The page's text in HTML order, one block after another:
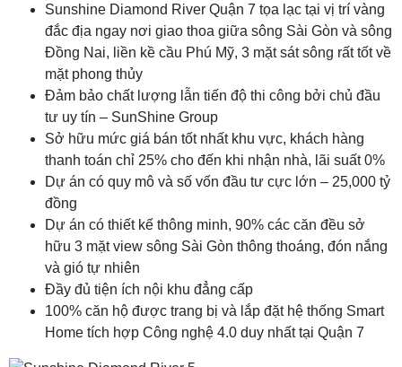
Sunshine Diamond River Quận 7 tọa lạc tại vị trí vàng
đắc địa ngay nơi giao thoa giữa sông Sài Gòn và sông
Đồng Nai, liền kề cầu Phú Mỹ, 3 mặt sát sông rất tốt về
mặt phong thủy
Đảm bảo chất lượng lẫn tiến độ thi công bởi chủ đầu
tư uy tín – SunShine Group
Sở hữu mức giá bán tốt nhất khu vực, khách hàng
thanh toán chỉ 25% cho đến khi nhận nhà, lãi suất 0%
Dự án có quy mô và số vốn đầu tư cực lớn – 25,000 tỷ
đồng
Dự án có thiết kế thông minh, 90% các căn đều sở
hữu 3 mặt view sông Sài Gòn thông thoáng, đón nắng
và gió tự nhiên
Đầy đủ tiện ích nội khu đẳng cấp
100% căn hộ được trang bị và lắp đặt hệ thống Smart
Home tích hợp Công nghệ 4.0 duy nhất tại Quận 7